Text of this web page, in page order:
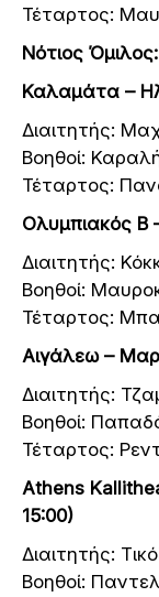
Τέταρτος:
Νότιος Όμιλος:
Καλαμάτα –
Διαιτητής:
Βοηθοί:
Τέταρτος:
Ολυμπιακός Β
Διαιτητής:
Βοηθοί:
Τέταρτος:
Αιγάλεω –
Διαιτητής:
Βοηθοί:
Τέταρτος:
Athens
15:00)
Διαιτητής:
Βοηθοί: